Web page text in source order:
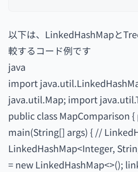
以下は、LinkedHashMapと
較するコード例です
java
import
java.util.Map; import
public class MapComparison
main(String[] args) { //
LinkedHashMap<Integer,
= new LinkedHashMap<>();